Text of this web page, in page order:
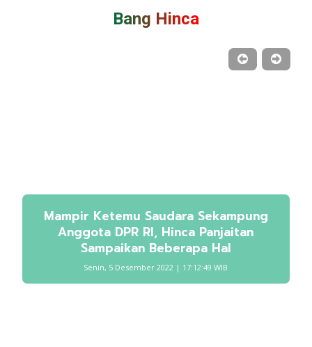
Bang Hinca
Mampir Ketemu Saudara Sekampung
Anggota DPR RI, Hinca Panjaitan
Sampaikan Beberapa Hal
Senin, 5 Desember 2022 | 17:12:49 WIB